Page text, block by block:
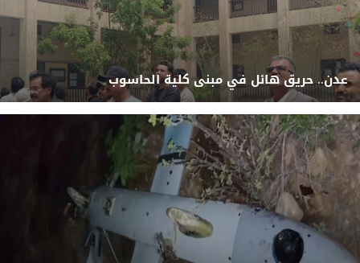
عدن.. حريق هائل في مبنى كلية الحاسوب